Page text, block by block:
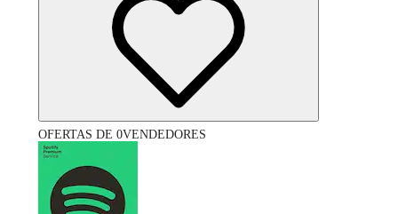
OFERTAS DE 0VENDEDORES